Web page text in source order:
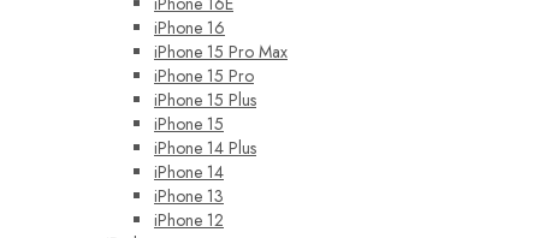
iPhone 16
iPhone 15 Pro Max
iPhone 15 Pro
iPhone 15 Plus
iPhone 15
iPhone 14 Plus
iPhone 14
iPhone 13
iPhone 12